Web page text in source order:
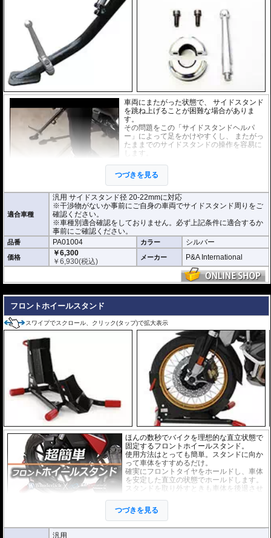
車両にまたがった状態で、 サイドスタンド
を跳ね上げることが困難な場合がありま
す。
その問題をこの「サイドスタンドヘルパ
ー」によって足をかけやすくし、 またがっ
たままでのサイドスタンドの操作を容易に
します。
各車両での取り付け確認は行っておりませ
ん。サイドスタンド径や干渉物がないかな
ど事前にご自身の車両でサイドスタンド周
りをご確認ください。
つづきを見る
適合車種
汎用 サイドスタンド径 20-22mmに対応
※干渉物がないか事前にご自身の車両でサイドスタンド周りをご
確認ください。
※車種別適合確認をしておりません。必ず上記条件に適合するか
事前にご確認ください。
品番 PA01004 カラー シルバー
価格
￥6,300
￥6,930(税込) メーカー P&A International
フロントホイールスタンド
スワイプでスクロール、クリック(タップ)で拡大表示
ほんの数秒でバイクを理想的な直立状態で
固定するフロントホイールスタンド。
使用方法はとっても簡単。スタンドに向か
って車体をすすめるだけ。
確実にフロントタイヤをホールドし、車体
を安定した直立の状態でホールドします。
スタンドを取り外すときも車体を後退させ
また、ベルト等でスタンドとホイールを留
めればスタンドが外れることはありませ
ん。
ぜひ動画でその手軽さをご確認ください。
つづきを見る
汎用